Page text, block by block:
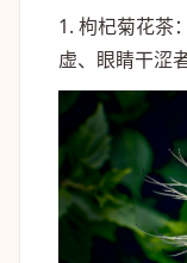
1. 枸杞菊花茶
虚、眼睛干涩者